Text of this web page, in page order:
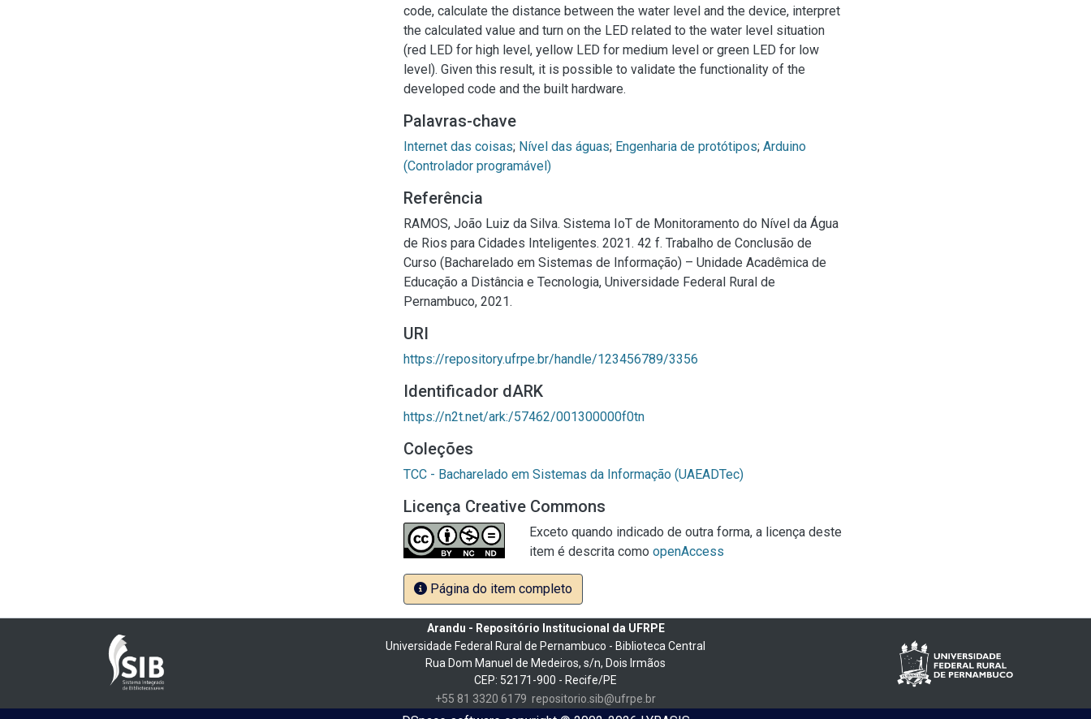
code, calculate the distance between the water level and the device, interpret
the calculated value and turn on the LED related to the water level situation
(red LED for high level, yellow LED for medium level or green LED for low
level). Given this result, it is possible to validate the functionality of the
developed code and the built hardware.
Palavras-chave
Internet das coisas; Nível das águas; Engenharia de protótipos; Arduino
(Controlador programável)
Referência
RAMOS, João Luiz da Silva. Sistema IoT de Monitoramento do Nível da Água
de Rios para Cidades Inteligentes. 2021. 42 f. Trabalho de Conclusão de
Curso (Bacharelado em Sistemas de Informação) – Unidade Acadêmica de
Educação a Distância e Tecnologia, Universidade Federal Rural de
Pernambuco, 2021.
URI
https://repository.ufrpe.br/handle/123456789/3356
Identificador dARK
https://n2t.net/ark:/57462/001300000f0tn
Coleções
TCC - Bacharelado em Sistemas da Informação (UAEADTec)
Licença Creative Commons
Exceto quando indicado de outra forma, a licença deste
item é descrita como openAccess
Página do item completo
Arandu - Repositório Institucional da UFRPE
Universidade Federal Rural de Pernambuco - Biblioteca Central
Rua Dom Manuel de Medeiros, s/n, Dois Irmãos
CEP: 52171-900 - Recife/PE
+55 81 3320 6179 repositorio.sib@ufrpe.br